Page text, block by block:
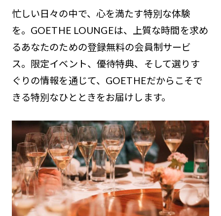
忙しい日々の中で、心を満たす特別な体験
を。GOETHE LOUNGEは、上質な時間を求め
るあなたのための登録無料の会員制サービ
ス。限定イベント、優待特典、そして選りす
ぐりの情報を通じて、GOETHEだからこそで
きる特別なひとときをお届けします。